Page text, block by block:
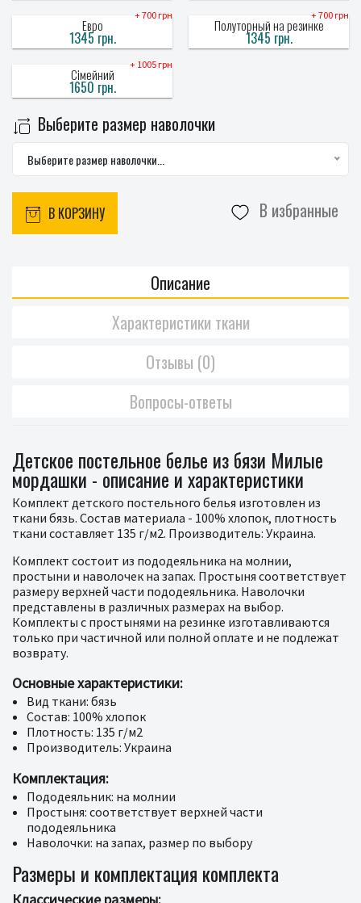
+ 700 грн
Евро
1345 грн.
+ 700 грн
Полуторный на резинке
1345 грн.
+ 1005 грн
Сімейний
1650 грн.
Выберите размер наволочки
Выберите размер наволочки...
В КОРЗИНУ В избранные
Описание
Характеристики ткани
Отзывы (0)
Вопросы-ответы
Детское постельное белье из бязи Милые
мордашки - описание и характеристики
Комплект детского постельного белья изготовлен из
ткани бязь. Состав материала - 100% хлопок, плотность
ткани составляет 135 г/м2. Производитель: Украина.
Комплект состоит из пододеяльника на молнии,
простыни и наволочек на запах. Простыня соответствует
размеру верхней части пододеяльника. Наволочки
представлены в различных размерах на выбор.
Комплекты с простынями на резинке изготавливаются
только при частичной или полной оплате и не подлежат
возврату.
Основные характеристики:
Вид ткани: бязь
Состав: 100% хлопок
Плотность: 135 г/м2
Производитель: Украина
Комплектация:
Пододеяльник: на молнии
Простыня: соответствует верхней части
пододеяльника
Наволочки: на запах, размер по выбору
Размеры и комплектация комплекта